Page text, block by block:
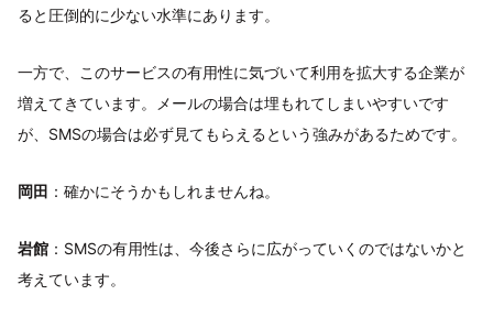
ると圧倒的に少ない水準にあります。
一方で、このサービスの有用性に気づいて利用を拡大する企業が
増えてきています。メールの場合は埋もれてしまいやすいです
が、SMSの場合は必ず見てもらえるという強みがあるためです。
岡田 ：確かにそうかもしれませんね。
岩館 ：SMSの有用性は、今後さらに広がっていくのではないかと
考えています。